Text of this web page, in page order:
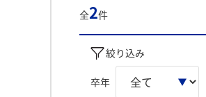
全2件
絞り込み
卒年